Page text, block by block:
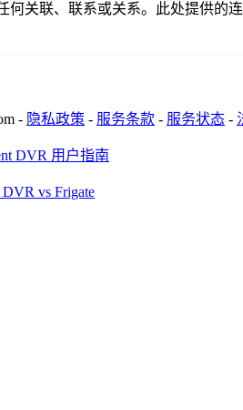
何关联、联系或关系。此处提供
- 隐私政策 - 服务条款 - 服务状态 -
DVR 用户指南
DVR vs Frigate